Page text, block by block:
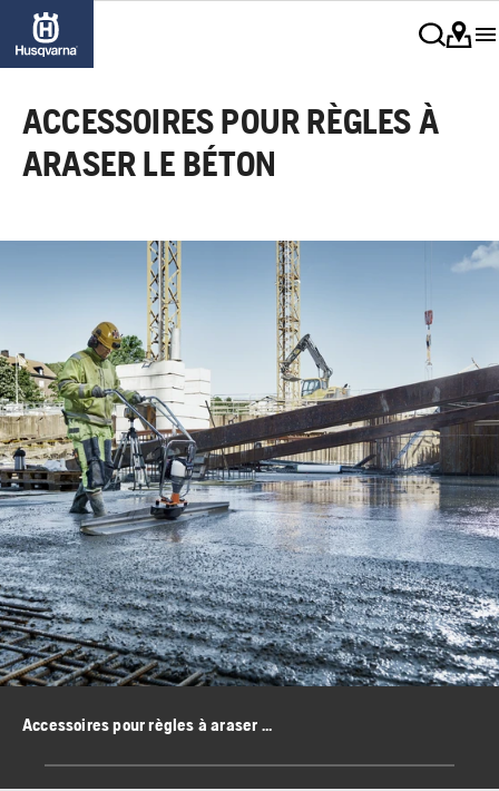
ACCESSOIRES POUR RÈGLES À
ARASER LE BÉTON
Accessoires pour règles à araser le béton